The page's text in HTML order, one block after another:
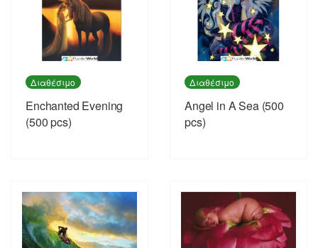
Διαθέσιμο
Enchanted Evening
(500 pcs)
Διαθέσιμο
Angel in A Sea (500
pcs)